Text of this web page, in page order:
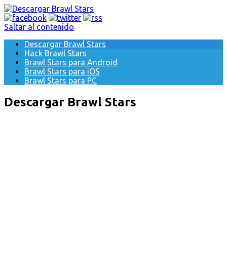
Saltar al contenido
Descargar Brawl Stars
Hack Brawl Stars
Brawl Stars para Android
Brawl Stars para iOS
Brawl Stars para PC
Descargar Brawl Stars